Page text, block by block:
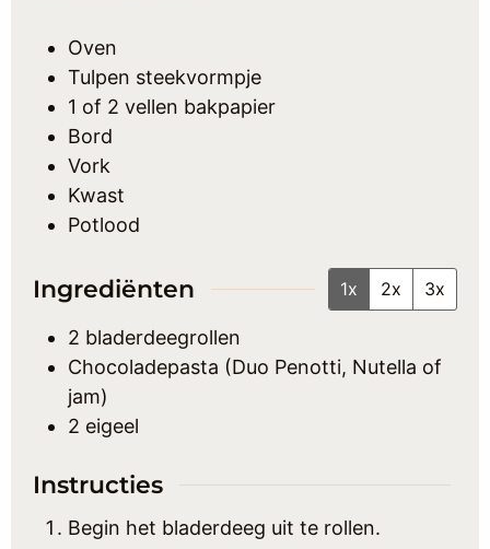
Oven
Tulpen steekvormpje
1 of 2 vellen bakpapier
Bord
Vork
Kwast
Potlood
Ingrediënten 1x 2x 3x
2 bladerdeegrollen
Chocoladepasta (Duo Penotti, Nutella of
jam)
2 eigeel
Instructies
Begin het bladerdeeg uit te rollen.